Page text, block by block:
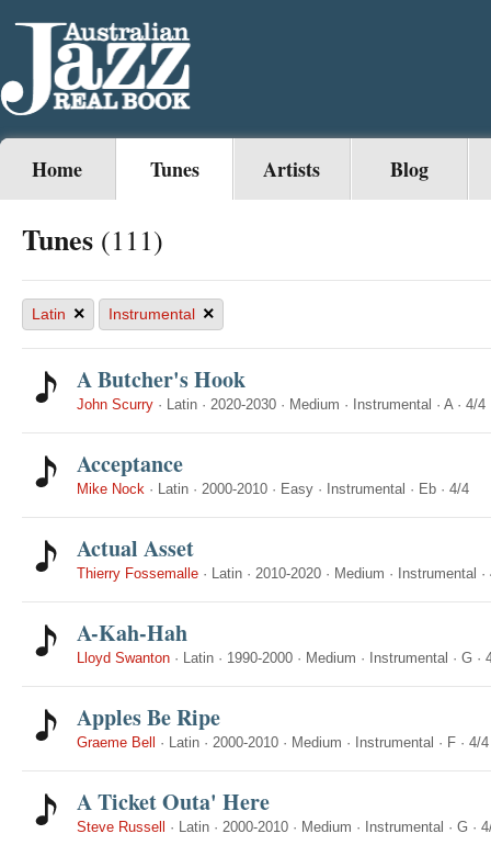
Home Tunes Artists Blog
Tunes (111)
Latin × Instrumental ×
A Butcher's Hook
John Scurry · Latin · 2020-2030 · Medium · Instrumental · A· 4/4
Acceptance
Mike Nock · Latin · 2000-2010 · Easy · Instrumental · Eb · 4/4
Actual Asset
Thierry Fossemalle · Latin · 2010-2020 · Medium · Instrumental ·
A-Kah-Hah
Lloyd Swanton · Latin · 1990-2000 · Medium · Instrumental · G ·
Apples Be Ripe
Graeme Bell · Latin · 2000-2010 · Medium · Instrumental · F · 4/4
A Ticket Outa' Here
Steve Russell · Latin · 2000-2010 · Medium · Instrumental · G ·